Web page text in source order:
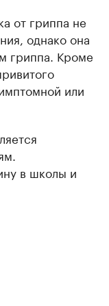
от гриппа не
однако она
гриппа. Кроме
или
в школы и